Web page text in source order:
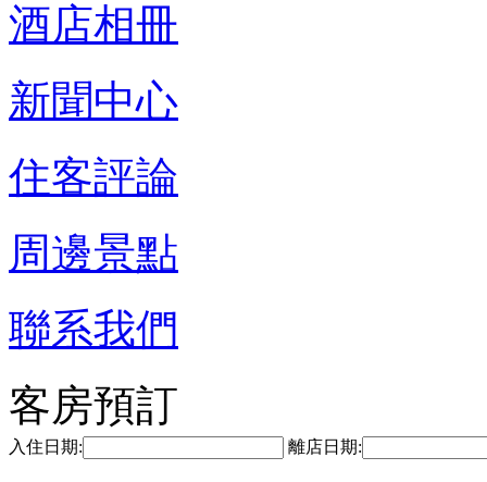
酒店相冊
新聞中心
住客評論
周邊景點
聯系我們
客房預訂
入住日期: 離店日期: